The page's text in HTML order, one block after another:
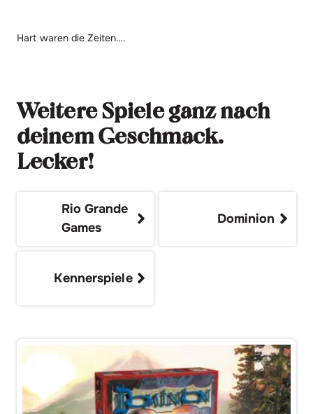
Hart waren die Zeiten….
Weitere Spiele ganz nach
deinem Geschmack.
Lecker!
Rio Grande
Games
Dominion
Kennerspiele